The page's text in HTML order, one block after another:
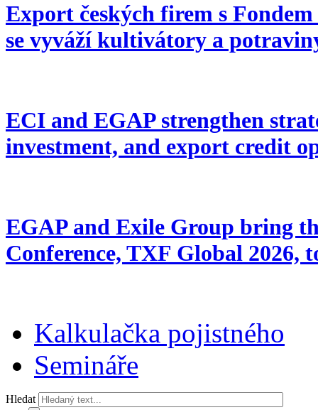
Export českých firem s
se vyváží kultivátory a
ECI and EGAP strengthen
investment, and export credit
EGAP and Exile Group bring
Conference, TXF Global 2026,
Kalkulačka pojistného
Semináře
Hledat